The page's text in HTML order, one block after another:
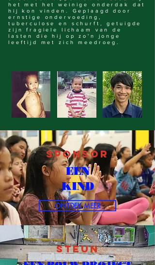
het met het weinige onderdak dat
hij kon vinden. Geplaagd door
ernstige ondervoeding,
tuberculose en schurft, getuigde
zijn fragiele lichaam van de
lasten die hij op zo'n jonge
leeftijd met zich meedroeg.
sponsor
EEN
KIND
ONTDEK MEER
Steun